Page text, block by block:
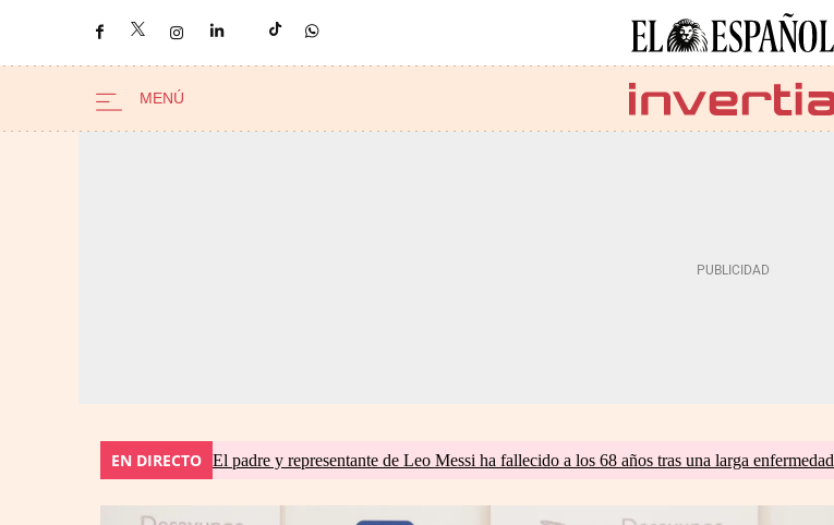
EN DIRECTO El padre y representante de Leo Messi ha fallecido a los 68 años tras una larga enfermedad